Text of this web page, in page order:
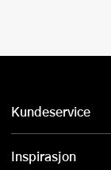
Kundeservice
Inspirasjon